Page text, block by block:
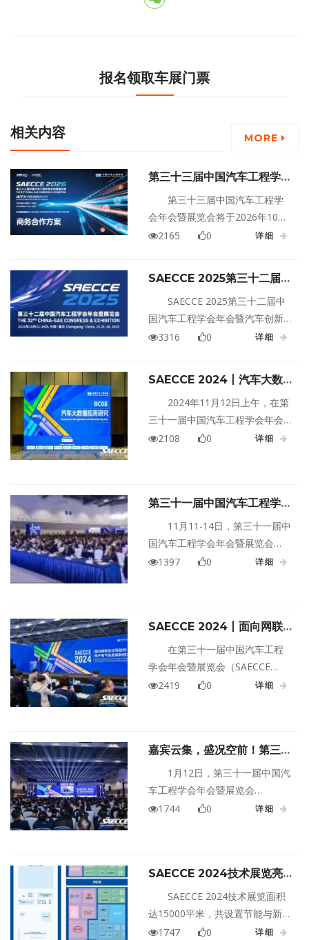
报名领取车展门票
相关内容 MORE
第三十三届中国汽车工程学会
年会暨展览会
第三十三届中国汽车工程学
会年会暨展览会将于2026年10月
27日至30日在江苏苏州国际博览
2165 0 详细
SAECCE 2025第三十二届中
国汽车工程学会年会暨汽车创
新技术展
SAECCE 2025第三十二届中
国汽车工程学会年会暨汽车创新
技术展将于2025年10月21日至24
3316 0 详细
SAECCE 2024丨汽车大数
据应用研究专题论坛成功举办
2024年11月12日上午，在第
三十一届中国汽车工程学会年会
暨展览会（SAECCE 2024）期
学会堂成功举办。
2108 0 详细
第三十一届中国汽车工程学会
年会暨展览会成功举办
11月11-14日，第三十一届中
国汽车工程学会年会暨展览会
（SAECCE 2024）在中国重庆·科
术趋势等27项行业首发成果，举
办了15000㎡的汽车工程技术展及
2024青少年汽车科技节等一系列
活动，来自全球30余个国家千余
1397 0 详细
SAECCE 2024丨面向网联
自动驾驶的电子电气信息架构
技术专题论坛成功举办
在第三十一届中国汽车工程
学会年会暨展览会（SAECCE
2024）期间，面向网联自动驾驶
界的海内外专家，分享面向网联
自动驾驶的电子电气信息架构的
前沿技术与关键解决方案，探讨
了驱动整车电子电气架构设计演
2419 0 详细
嘉宾云集，盛况空前！第三十
一届中国汽车工程学会年会暨
展览会在重庆盛大开幕
1月12日，第三十一届中国汽
车工程学会年会暨展览会
（SAECCE 2024）在中国重庆·科
1744 0 详细
SAECCE 2024技术展览亮
点全解析，一站式领略汽车全
产业链前沿技术与产品
SAECCE 2024技术展览面积
达15000平米，共设置节能与新能
源汽车技术、智能网联汽车技
1747 0 详细